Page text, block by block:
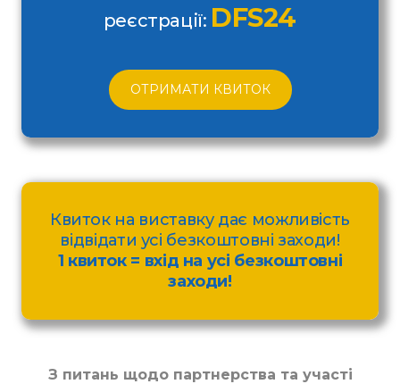
реєстрації: DFS24
ОТРИМАТИ КВИТОК
Квиток на виставку дає можливість
відвідати усі безкоштовні заходи!
1 квиток = вхід на усі безкоштовні
заходи!
З питань щодо партнерства та участі